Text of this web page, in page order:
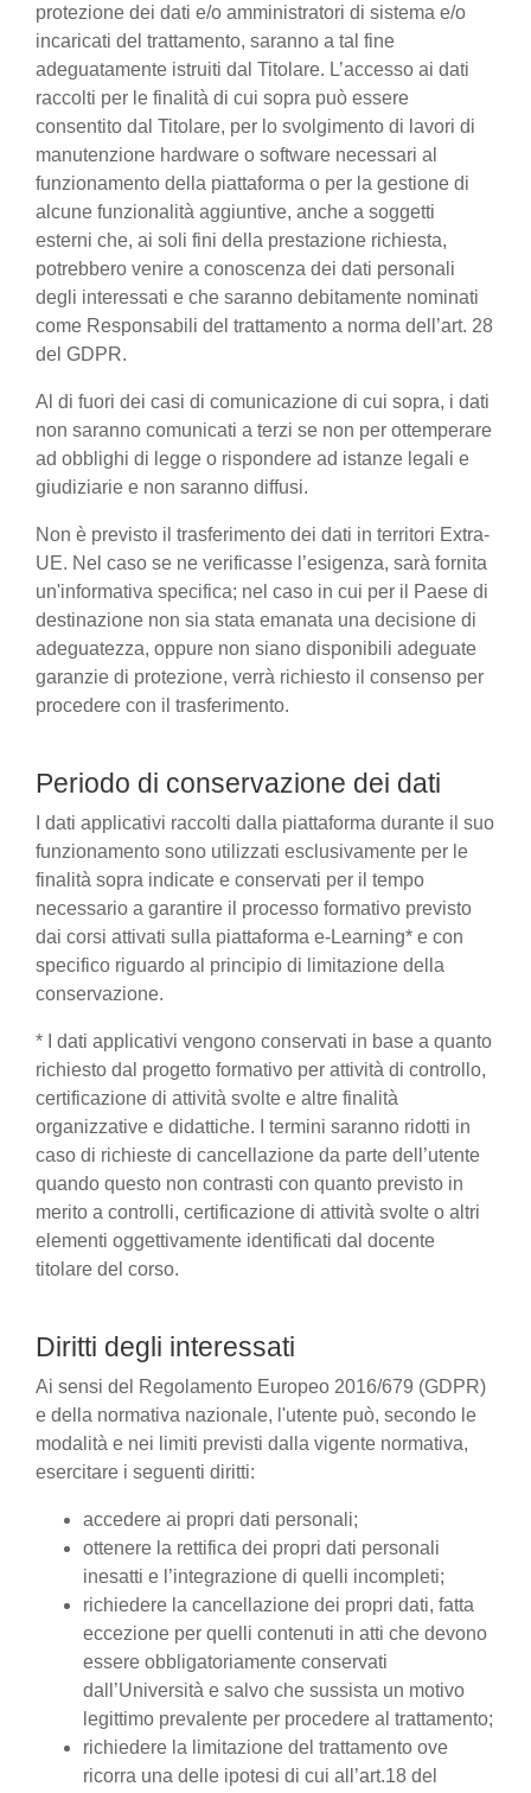
protezione dei dati e/o amministratori di sistema e/o
incaricati del trattamento, saranno a tal fine
adeguatamente istruiti dal Titolare. L’accesso ai dati
raccolti per le finalità di cui sopra può essere
consentito dal Titolare, per lo svolgimento di lavori di
manutenzione hardware o software necessari al
funzionamento della piattaforma o per la gestione di
alcune funzionalità aggiuntive, anche a soggetti
esterni che, ai soli fini della prestazione richiesta,
potrebbero venire a conoscenza dei dati personali
degli interessati e che saranno debitamente nominati
come Responsabili del trattamento a norma dell’art. 28
del GDPR.
Al di fuori dei casi di comunicazione di cui sopra, i dati
non saranno comunicati a terzi se non per ottemperare
ad obblighi di legge o rispondere ad istanze legali e
giudiziarie e non saranno diffusi.
Non è previsto il trasferimento dei dati in territori Extra-
UE. Nel caso se ne verificasse l’esigenza, sarà fornita
un'informativa specifica; nel caso in cui per il Paese di
destinazione non sia stata emanata una decisione di
adeguatezza, oppure non siano disponibili adeguate
garanzie di protezione, verrà richiesto il consenso per
procedere con il trasferimento.
Periodo di conservazione dei dati
I dati applicativi raccolti dalla piattaforma durante il suo
funzionamento sono utilizzati esclusivamente per le
finalità sopra indicate e conservati per il tempo
necessario a garantire il processo formativo previsto
dai corsi attivati sulla piattaforma e-Learning* e con
specifico riguardo al principio di limitazione della
conservazione.
* I dati applicativi vengono conservati in base a quanto
richiesto dal progetto formativo per attività di controllo,
certificazione di attività svolte e altre finalità
organizzative e didattiche. I termini saranno ridotti in
caso di richieste di cancellazione da parte dell’utente
quando questo non contrasti con quanto previsto in
merito a controlli, certificazione di attività svolte o altri
elementi oggettivamente identificati dal docente
titolare del corso.
Diritti degli interessati
Ai sensi del Regolamento Europeo 2016/679 (GDPR)
e della normativa nazionale, l'utente può, secondo le
modalità e nei limiti previsti dalla vigente normativa,
esercitare i seguenti diritti:
accedere ai propri dati personali;
ottenere la rettifica dei propri dati personali
inesatti e l’integrazione di quelli incompleti;
richiedere la cancellazione dei propri dati, fatta
eccezione per quelli contenuti in atti che devono
essere obbligatoriamente conservati
dall’Università e salvo che sussista un motivo
legittimo prevalente per procedere al trattamento;
richiedere la limitazione del trattamento ove
ricorra una delle ipotesi di cui all’art.18 del